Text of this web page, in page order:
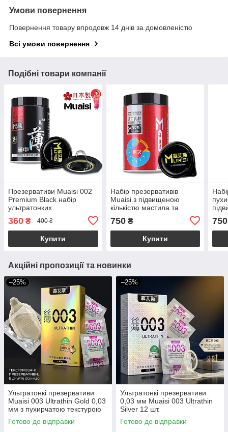
Умови повернення
Повернення товару впродовж 14 днів за домовленістю
Всі умови повернення
Подібні товари компанії
Презервативи Muaisi 002
Premium Black набір
ультратонких
підвищеною кількістю
змазки 0.02 мм, 12 шт
360 ₴ 400 ₴
Купити
Набір презервативів
Muaisi з підвищеною
кількістю мастила та
упаковці 12 шт.)
750₴
Купити
750
Акційні пропозиції та новинки
–25%
Ультратонкі презервативи
Muaisi 003 Ultrathin Gold 0,03
мм з пухирчатою текстурою
12 шт
Готово до відправки
–25%
Ультратонкі презервативи
0,03 мм Muaisi 003 Ultrathin
Silver 12 шт.
Готово до відправки